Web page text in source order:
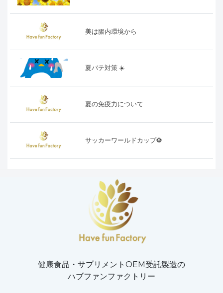
美は腸内環境から
夏バテ対策 ☀️
夏の免疫力について
サッカーワールドカップ⚽️
健康食品・サプリメントOEM受託製造の
ハブファンファクトリー